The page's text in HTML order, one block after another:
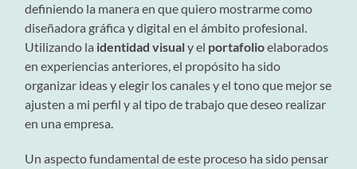
definiendo la manera en que quiero mostrarme como
diseñadora gráfica y digital en el ámbito profesional.
Utilizando la identidad visualy el portafolioelaborados
en experiencias anteriores, el propósito ha sido
organizar ideas y elegir los canales y el tono que mejor se
ajusten a mi perfil y al tipo de trabajo que deseo realizar
en una empresa.
Un aspecto fundamental de este proceso ha sido pensar